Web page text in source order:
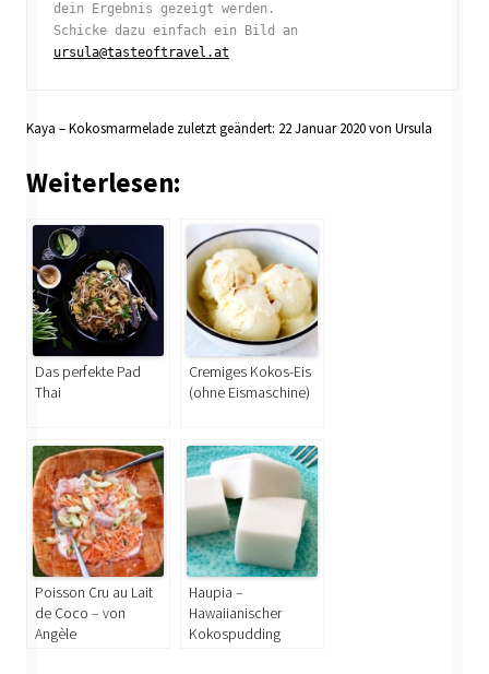
dein Ergebnis gezeigt werden.
ursula@tasteoftravel.at
Kaya – Kokosmarmelade zuletzt geändert: 22 Januar 2020von Ursula
Weiterlesen:
Das perfekte Pad
Thai
Cremiges Kokos-Eis
(ohne Eismaschine)
Poisson Cru au Lait
de Coco – von
Angèle
Haupia –
Hawaiianischer
Kokospudding